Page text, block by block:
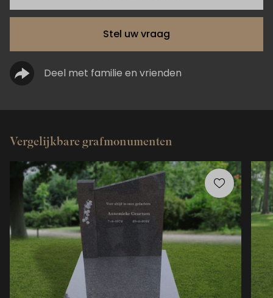
Stel uw vraag
Deel met familie en vrienden
Vergelijkbare grafmonumenten